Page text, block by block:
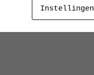
Instellingen